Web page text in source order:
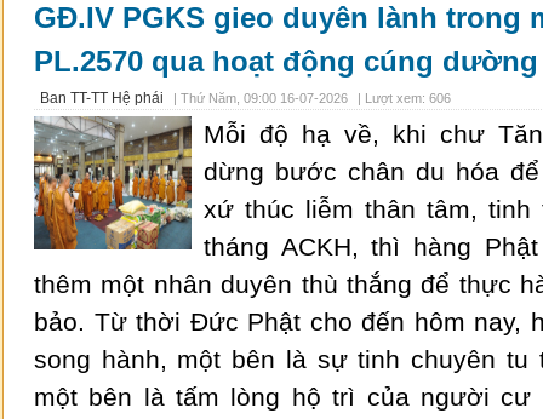
GĐ.IV PGKS gieo duyên lành trong
PL.2570 qua hoạt động cúng
Ban TT-TT Hệ phái | Thứ Năm, 09:00 16-07-2026 | Lượt xem: 606
Mỗi độ hạ về, khi chư
dừng bước chân du hóa
xứ thúc liễm thân tâm, tinh
tháng ACKH, thì hàng
thêm một nhân duyên thù thắng để thực
bảo. Từ thời Đức Phật cho đến hôm nay,
song hành, một bên là sự tinh chuyên tu
một bên là tấm lòng hộ trì của người